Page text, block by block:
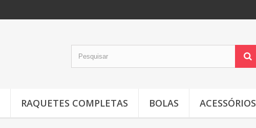
RAQUETES COMPLETAS BOLAS ACESSÓRIOS